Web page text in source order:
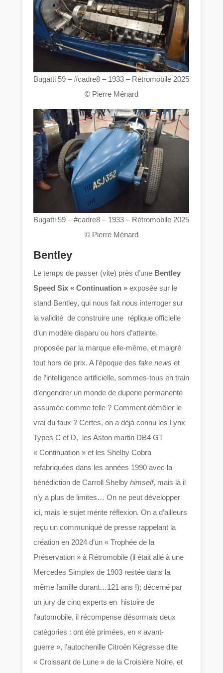
Bugatti 59 – #cadre8 – 1933 – Rétromobile 2025
© Pierre Ménard
Bugatti 59 – #cadre8 – 1933 – Rétromobile 2025
© Pierre Ménard
Bentley
Le temps de passer (vite) près d’une Bentley
Speed Six « Continuation » exposée sur le
stand Bentley, qui nous fait nous interroger sur
la validité de construire une réplique officielle
d’un modèle disparu ou hors d’atteinte,
proposée par la marque elle-même, et malgré
tout hors de prix. A l’époque desfake news et
de l’intelligence artificielle, sommes-tous en train
d’engendrer un monde de duperie permanente
assumée comme telle ? Comment démêler le
vrai du faux ? Certes, on a déjà connu les Lynx
Types C et D, les Aston martin DB4 GT
« Continuation » et les Shelby Cobra
refabriquées dans les années 1990 avec la
bénédiction de Carroll Shelbyhimself, mais là il
n’y a plus de limites… On ne peut développer
ici, mais le sujet mérite réflexion. On a d’ailleurs
reçu un communiqué de presse rappelant la
création en 2024 d’un « Trophée de la
Préservation » à Rétromobile (il était allé à une
Mercedes Simplex de 1903 restée dans la
même famille durant…121 ans !); décerné par
un jury de cinq experts en histoire de
l’automobile, il récompense désormais deux
catégories : ont été primées, en « avant-
guerre », l’autochenille Citroën Kégresse dite
« Croissant de Lune » de la Croisière Noire, et